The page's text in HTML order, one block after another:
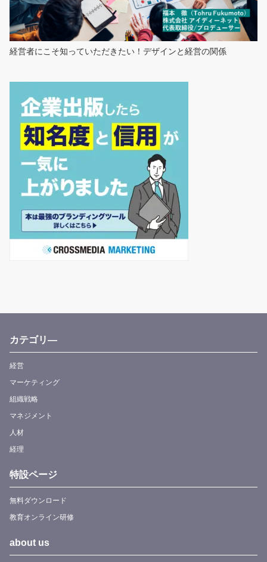
経営者にこそ知っていただきたい！デザインと経営の関係
カテゴリ―
経営
マーケティング
組織戦略
マネジメント
人材
経理
特設ページ
無料ダウンロード
教育オンライン研修
about us